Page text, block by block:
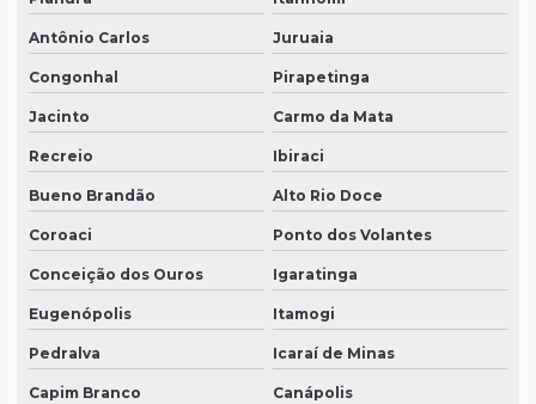
Antônio Carlos Juruaia
Congonhal Pirapetinga
Jacinto Carmo da Mata
Recreio Ibiraci
Bueno Brandão Alto Rio Doce
Coroaci Ponto dos Volantes
Conceição dos Ouros Igaratinga
Eugenópolis Itamogi
Pedralva Icaraí de Minas
Capim Branco Canápolis